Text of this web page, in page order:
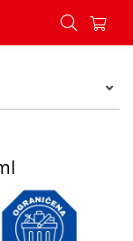
ml - Konzum